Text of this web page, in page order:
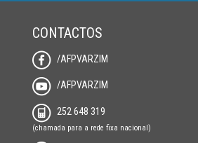
CONTACTOS
/AFPVARZIM
/AFPVARZIM
252 648 319
(chamada para a rede fixa nacional)